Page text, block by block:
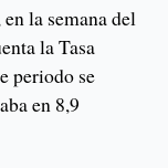
la semana del
la Tasa
periodo se
en 8,9